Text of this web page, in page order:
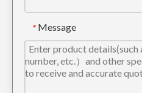
* Message